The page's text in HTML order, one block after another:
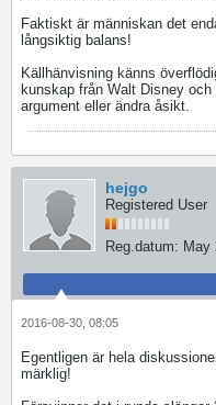
Faktiskt är människan det
långsiktig balans!
Källhänvisning känns
kunskap från Walt Disney
argument eller ändra åsikt.
hejgo
Registered User
Reg.datum: May
2016-08-30, 08:05
Egentligen är hela
märklig!